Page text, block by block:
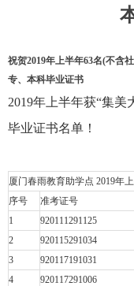
祝贺2019年上半年63名(不含
专、本科毕业证书
2019年上半年获“集
毕业证书名单！
厦门春雨教育助学点 2019年
序号
准考证号
1
920111291125
2
920115291034
3
920117191031
4
920117291006